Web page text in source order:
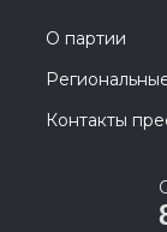
О партии
Контакты